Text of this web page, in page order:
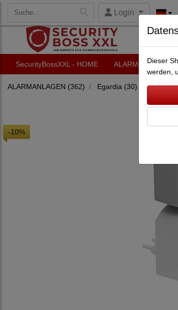
Login
SecurityBossXXL - HOME ALARMANLAGEN
ALARMANLAGEN (362) Egardia (30) Egardia
-10%
Dieser
werden,